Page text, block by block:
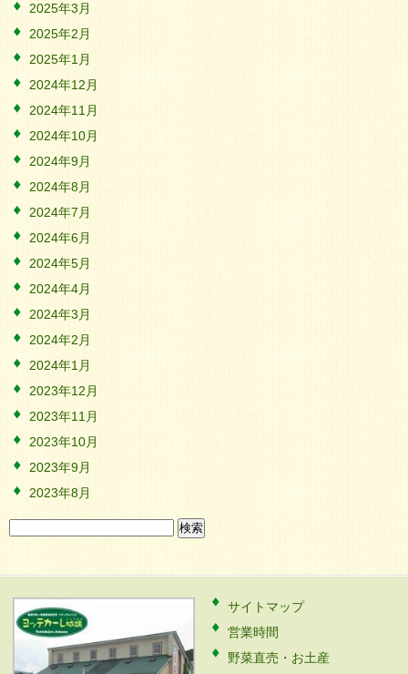
2025年3月
2025年2月
2025年1月
2024年12月
2024年11月
2024年10月
2024年9月
2024年8月
2024年7月
2024年6月
2024年5月
2024年4月
2024年3月
2024年2月
2024年1月
2023年12月
2023年11月
2023年10月
2023年9月
2023年8月
索:
サイトマップ
営業時間
野菜直売・お土産